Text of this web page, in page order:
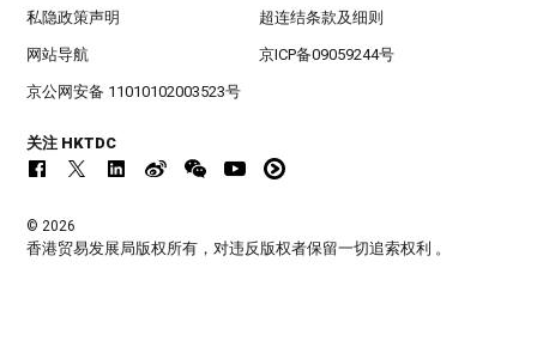
私隐政策声明 超连结条款及细则
网站导航 京ICP备09059244号
京公网安备 11010102003523号
关注 HKTDC
© 2026
香港贸易发展局版权所有，对违反版权者保留一切追索权利 。